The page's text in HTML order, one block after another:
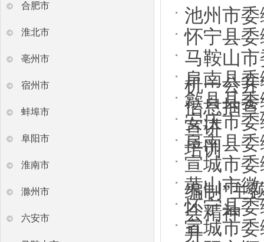
合肥市
淮北市
亳州市
宿州市
蚌埠市
阜阳市
淮南市
滁州市
六安市
池州市
怀宁县
马鞍山
机一公
阜南县
信息抽
歙县县
宣讲
安庆市
培训
阜南县
宣城市
编制”主
黄山市
会精神
怀宁县
升
宣城市